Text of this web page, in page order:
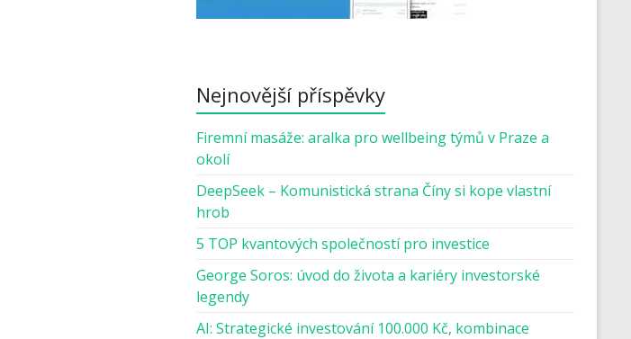
Nejnovější příspěvky
Firemní masáže: aralka pro wellbeing týmů v Praze a
okolí
DeepSeek – Komunistická strana Číny si kope vlastní
hrob
5 TOP kvantových společností pro investice
George Soros: úvod do života a kariéry investorské
legendy
AI: Strategické investování 100.000 Kč, kombinace